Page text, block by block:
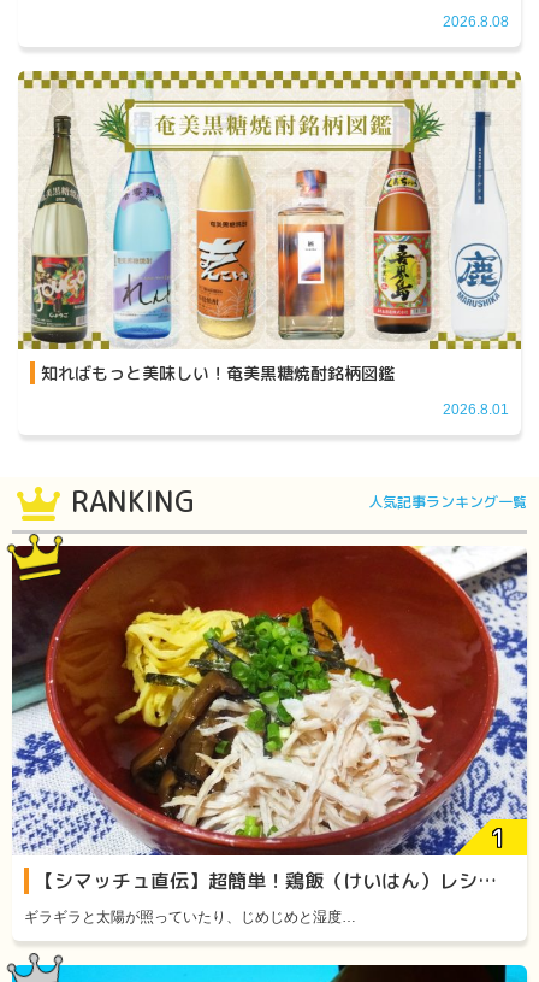
2026.8.08
知ればもっと美味しい！奄美黒糖焼酎銘柄図鑑
2026.8.01
RANKING 人気記事ランキング一覧
【シマッチュ直伝】超簡単！鶏飯（けいはん）レシピをご紹介します！
ギラギラと太陽が照っていたり、じめじめと湿度…